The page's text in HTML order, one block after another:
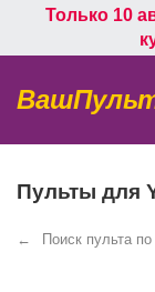
Только 10
Пульты для
Поиск пульта